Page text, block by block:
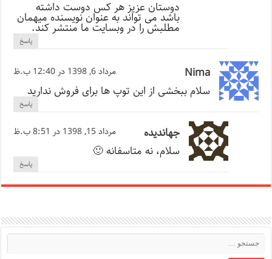
دوستان عزیز هر کس دوست داشته
باشد می تواند به عنوان نویسنده میهمان
مطلبش را در وبسایت ما منتشر کند.
پاسخ
Nima مرداد 6, 1398 در 12:40 ب.ظ
سلام ببخشی از این توپ ها برای فروش ندارید
پاسخ
جهاندیده مرداد 15, 1398 در 8:51 ب.ظ
سلام، نه متاسفانه 🙂
پاسخ